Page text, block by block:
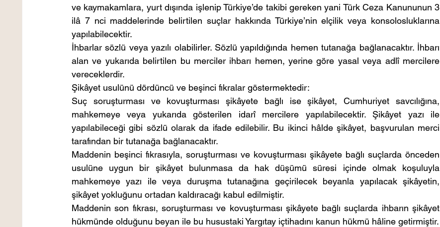
ve kaymakamlara, yurt dışında işlenip Türkiye’de takibi gereken yani Türk Ceza Kanununun 3
ilâ 7 nci maddelerinde belirtilen suçlar hakkında Türkiye’nin elçilik veya konsolosluklarına
yapılabilecektir.
İhbarlar sözlü veya yazılı olabilirler. Sözlü yapıldığında hemen tutanağa bağlanacaktır. İhbarı
alan ve yukarıda belirtilen bu merciler ihbarı hemen, yerine göre yasal veya adlî mercilere
vereceklerdir.
Şikâyet usulünü dördüncü ve beşinci fıkralar göstermektedir:
Suç soruşturması ve kovuşturması şikâyete bağlı ise şikâyet, Cumhuriyet savcılığına,
mahkemeye veya yukarıda gösterilen idarî mercilere yapılabilecektir. Şikâyet yazı ile
yapılabileceği gibi sözlü olarak da ifade edilebilir. Bu ikinci hâlde şikâyet, başvurulan merci
tarafından bir tutanağa bağlanacaktır.
Maddenin beşinci fıkrasıyla, soruşturması ve kovuşturması şikâyete bağlı suçlarda önceden
usulüne uygun bir şikâyet bulunmasa da hak düşümü süresi içinde olmak koşuluyla
mahkemeye yazı ile veya duruşma tutanağına geçirilecek beyanla yapılacak şikâyetin,
şikâyet yokluğunu ortadan kaldıracağı kabul edilmiştir.
Maddenin son fıkrası, soruşturması ve kovuşturması şikâyete bağlı suçlarda ihbarın şikâyet
hükmünde olduğunu beyan ile bu husustaki Yargıtay içtihadını kanun hükmü hâline getirmiştir.